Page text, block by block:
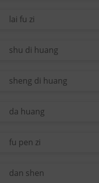
lai fu zi
shu di huang
sheng di huang
da huang
fu pen zi
dan shen